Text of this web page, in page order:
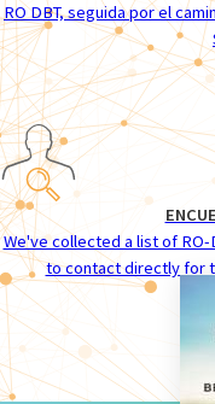
RO DBT, seguida por el
We've collected a list of
to contact directly for